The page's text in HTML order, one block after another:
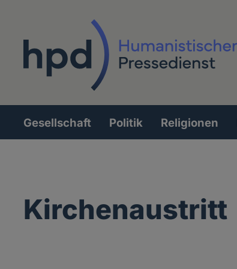
Hauptnavigation
Gesellschaft Politik Religionen
Kirchenaustritt